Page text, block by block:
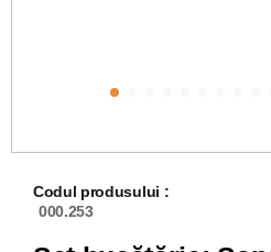
Codul produsului :
000.253